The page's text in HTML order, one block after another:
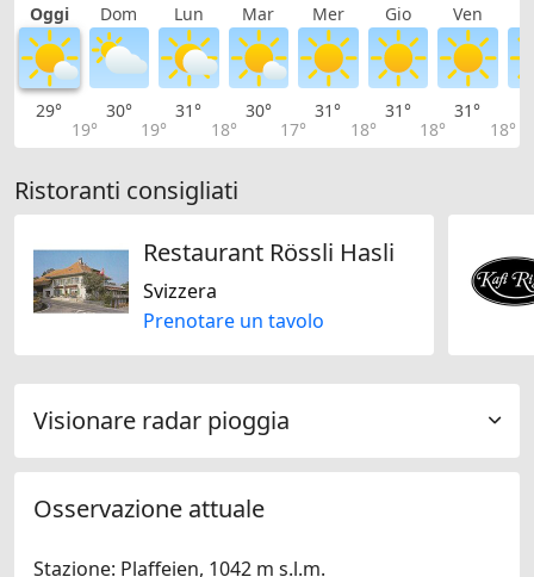
Oggi Dom Lun Mar Mer Gio Ven
29°
19°
30°
19°
31°
18°
30°
17°
31°
18°
31°
18°
31°
18°
Ristoranti consigliati
Restaurant Rössli Hasli
Svizzera
Prenotare un tavolo
Visionare radar pioggia
Osservazione attuale
Stazione: Plaffeien, 1042 m s.l.m.